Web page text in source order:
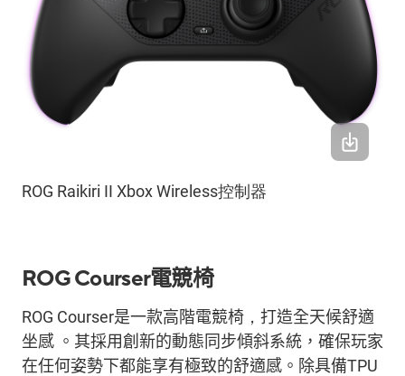
ROG Raikiri II Xbox Wireless控制器
ROG Courser電競椅
ROG Courser是一款高階電競椅 ， 打造全天候舒適
坐感 。其採用創新的動態同步傾斜系統，確保玩家
在任何姿勢下都能享有極致的舒適感 。除具備TPU